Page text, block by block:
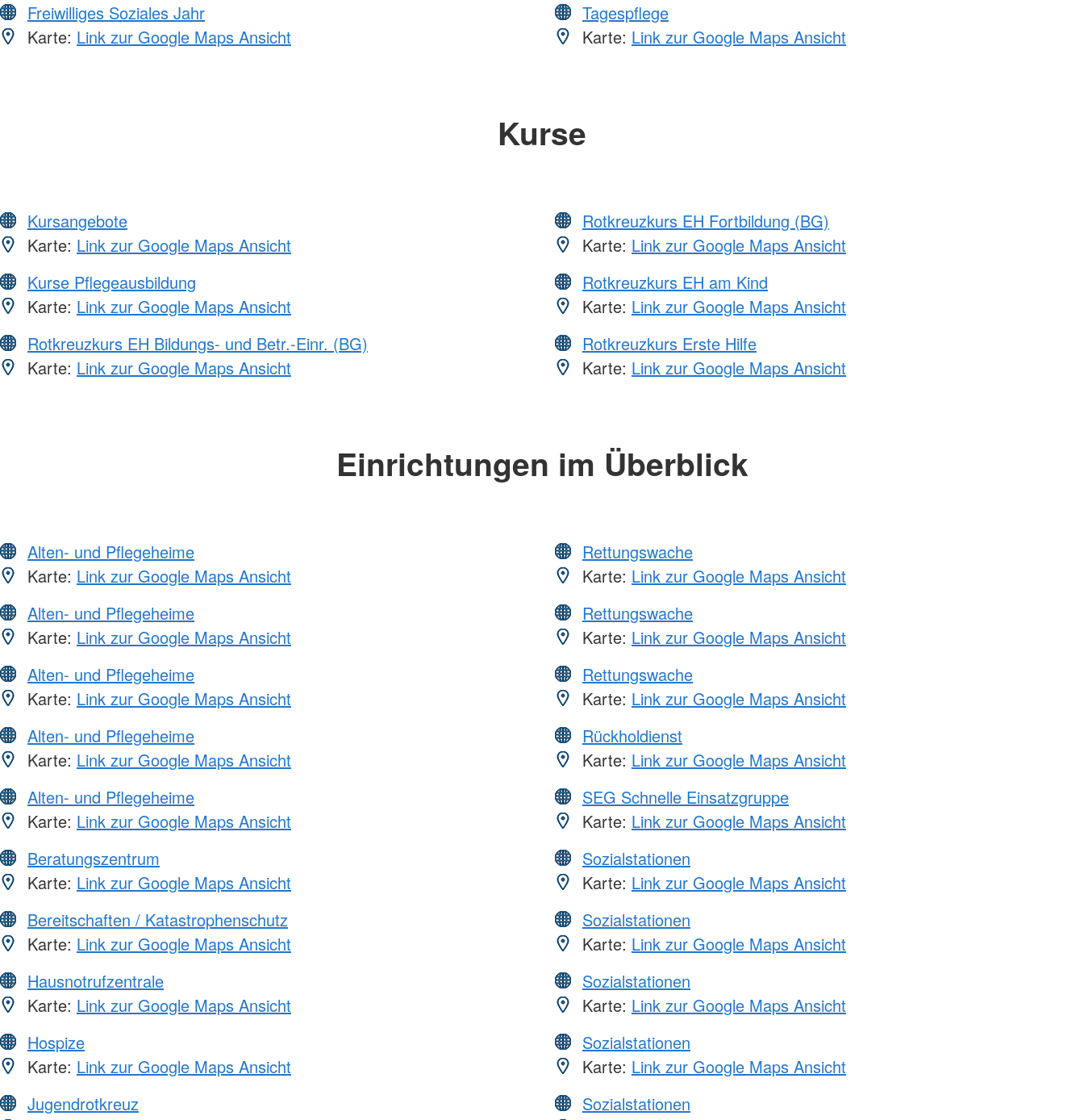
Freiwilliges Soziales Jahr
Karte: Link zur Google Maps Ansicht
Tagespflege
Karte: Link zur Google Maps Ansicht
Kurse
Kursangebote
Karte: Link zur Google Maps Ansicht
Kurse Pflegeausbildung
Karte: Link zur Google Maps Ansicht
Rotkreuzkurs EH Bildungs- und Betr.-Einr. (BG)
Karte: Link zur Google Maps Ansicht
Rotkreuzkurs EH Fortbildung (BG)
Karte: Link zur Google Maps Ansicht
Rotkreuzkurs EH am Kind
Karte: Link zur Google Maps Ansicht
Rotkreuzkurs Erste Hilfe
Karte: Link zur Google Maps Ansicht
Einrichtungen im Überblick
Alten- und Pflegeheime
Karte: Link zur Google Maps Ansicht
Alten- und Pflegeheime
Karte: Link zur Google Maps Ansicht
Alten- und Pflegeheime
Karte: Link zur Google Maps Ansicht
Alten- und Pflegeheime
Karte: Link zur Google Maps Ansicht
Alten- und Pflegeheime
Karte: Link zur Google Maps Ansicht
Beratungszentrum
Karte: Link zur Google Maps Ansicht
Bereitschaften / Katastrophenschutz
Karte: Link zur Google Maps Ansicht
Hausnotrufzentrale
Karte: Link zur Google Maps Ansicht
Hospize
Karte: Link zur Google Maps Ansicht
Jugendrotkreuz
Rettungswache
Karte: Link zur Google Maps Ansicht
Rettungswache
Karte: Link zur Google Maps Ansicht
Rettungswache
Karte: Link zur Google Maps Ansicht
Rückholdienst
Karte: Link zur Google Maps Ansicht
SEG Schnelle Einsatzgruppe
Karte: Link zur Google Maps Ansicht
Sozialstationen
Karte: Link zur Google Maps Ansicht
Sozialstationen
Karte: Link zur Google Maps Ansicht
Sozialstationen
Karte: Link zur Google Maps Ansicht
Sozialstationen
Karte: Link zur Google Maps Ansicht
Sozialstationen